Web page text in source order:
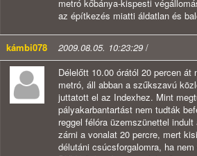
metró kőbánya-kispesti
az építkezés miatti áldatlan és
kámbi078 2009.08.05. 10:23:29 /
Délelőtt 10.00 órától 20 percen át
metró, áll abban a szűkszavú
juttatott el az Indexhez. Mint
pályakarbantartást nem tudták
reggel félóra üzemszünettel
zárni a vonalat 20 percre, mert
délutáni csúcsforgalomra, ha